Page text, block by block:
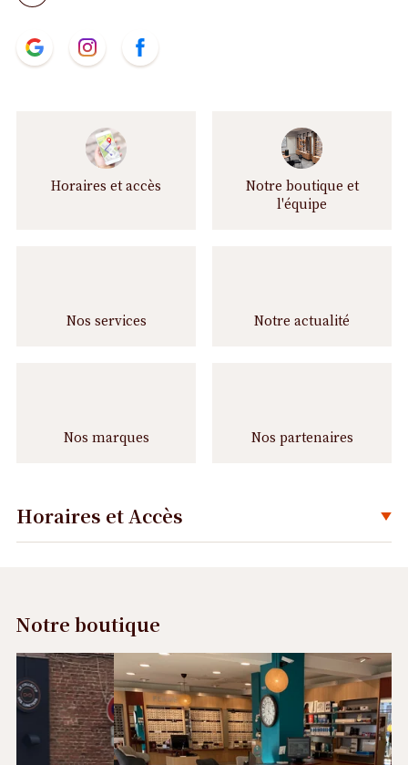
N
o
t.project.base.store.
t.project.base.store.
t.project.base.store.
Horaires et accès
Notre boutique et
l'équipe
Nos services Notre actualité
Nos marques Nos partenaires
Horaires et Accès
Déplier
Notre boutique
Précédent
Suivant